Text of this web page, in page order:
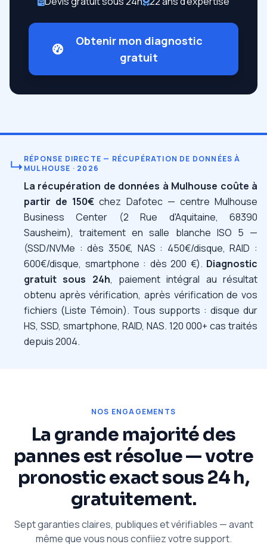
Obtenir mon diagnostic
gratuit
↳ RÉPONSE DIRECTE — RÉCUPÉRATION DE DONNÉES À
MULHOUSE · 2026
La récupération de données à Mulhouse coûte à
partir de 150€ chez Dafotec — centre Mulhouse
Business Center (2 Rue d'Aquitaine, 68390
Sausheim), traitement en salle blanche ISO 5 —
(SSD/NVMe : dès 350€, NAS : 450€/disque, RAID :
600€/disque, smartphone : dès 200 €). Diagnostic
gratuit sous 24h, paiement intégral au résultat
obtenu après vérification, après vérification de vos
fichiers (Liste Témoin). Tous supports : disque dur
HS, SSD, smartphone, RAID, NAS. 120 000+ cas traités
depuis 2004.
NOS ENGAGEMENTS
La grande majorité des
pannes est résolue — votre
pronostic exact sous 24 h,
gratuitement.
Sept garanties claires, publiques et vérifiables — avant
même que vous nous confiiez votre support.